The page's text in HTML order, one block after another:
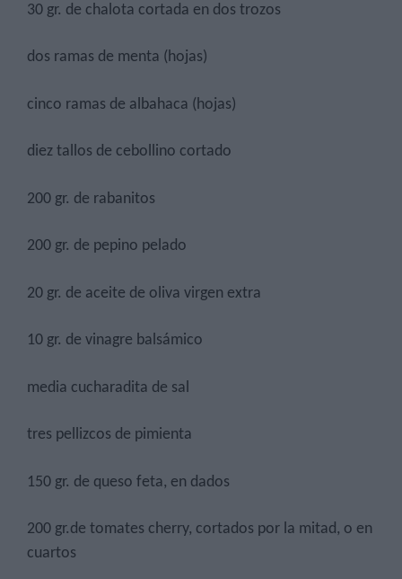
30 gr. de chalota cortada en dos trozos
dos ramas de menta (hojas)
cinco ramas de albahaca (hojas)
diez tallos de cebollino cortado
200 gr. de rabanitos
200 gr. de pepino pelado
20 gr. de aceite de oliva virgen extra
10 gr. de vinagre balsámico
media cucharadita de sal
tres pellizcos de pimienta
150 gr. de queso feta, en dados
200 gr.de tomates cherry, cortados por la mitad, o en
cuartos